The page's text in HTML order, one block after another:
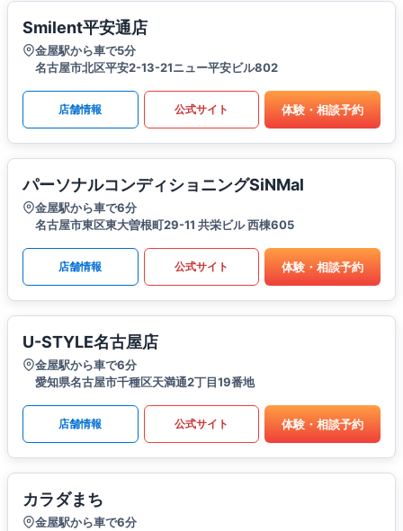
Smilent平安通店
金屋駅から車で5分
名古屋市北区平安2-13-21ニュー平安ビル802
店舗情報 公式サイト 体験・相談予約
パーソナルコンディショニングSiNMal
金屋駅から車で6分
名古屋市東区東大曽根町29-11 共栄ビル 西棟605
店舗情報 公式サイト 体験・相談予約
U-STYLE名古屋店
金屋駅から車で6分
愛知県名古屋市千種区天満通2丁目19番地
店舗情報 公式サイト 体験・相談予約
カラダまち
金屋駅から車で6分